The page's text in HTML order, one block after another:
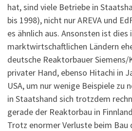
hat, sind viele Betriebe in
bis 1998), nicht nur AREVA und
es ähnlich aus. Ansonsten ist dies
marktwirtschaftlichen Ländern
deutsche Reaktorbauer Siemens/
privater Hand, ebenso Hitachi in
USA, um nur wenige Beispiele zu
in Staatshand sich trotzdem
gerade der Reaktorbau in
Trotz enormer Verluste beim Bau